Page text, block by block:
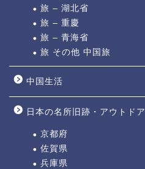
旅 – 湖北省
旅 – 重慶
旅 – 青海省
旅 その他 中国旅
中国生活
日本の名所旧跡・アウトドア
京都府
佐賀県
兵庫県